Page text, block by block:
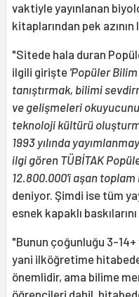
vaktiyle yayınlanan
kitaplarından pek
"Sitede hala duran
ilgili girişte 'Popüler
tanıştırmak, bilimi
ve gelişmeleri
teknoloji kültürü
1993 yılında
ilgi gören TÜBİTAK
12.800.000'i aşan toplam
deniyor. Şimdi ise tüm
esnek kapaklı
"Bunun çoğunluğu 3-
yani ilköğretime
önemlidir, ama bilime